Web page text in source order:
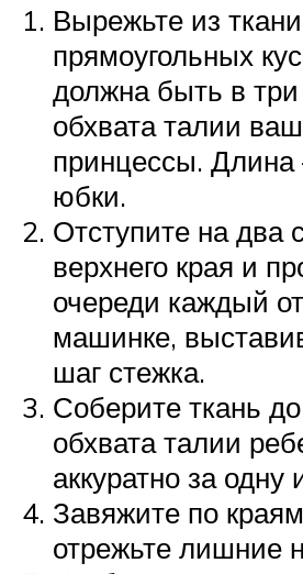
Вырежьте из
прямоугольных
должна быть в
обхвата талии
принцессы. Длина
юбки.
Отступите на два
верхнего края и
очереди каждый
машинке,
шаг стежка.
Соберите ткань
обхвата талии
аккуратно за одну
Завяжите по
отрежьте лишние